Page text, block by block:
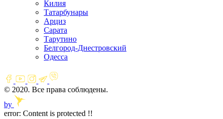
Килия
Татарбунары
Арциз
Сарата
Тарутино
Белгород-Днестровский
Одесса
© 2020. Все права соблюдены.
by
error: Content is protected !!